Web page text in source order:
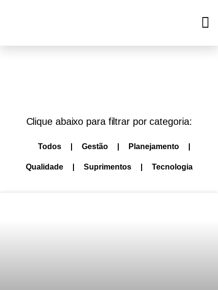
Clique abaixo para filtrar por categoria:
Todos Gestão Planejamento
Qualidade Suprimentos Tecnologia